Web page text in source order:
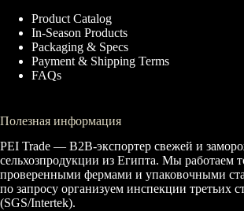
Product Catalog
In-Season Products
Packaging & Specs
Payment & Shipping Terms
FAQs
Полезная информация
PEI Trade — B2B-экспортер свежей и
сельхозпродукции из Египта. Мы работаем
проверенными фермами и упаковочными
по запросу организуем инспекции третьих
(SGS/Intertek).